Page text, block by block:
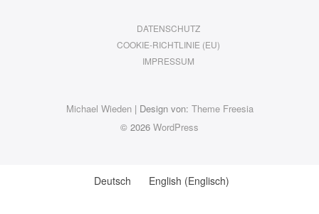
DATENSCHUTZ
COOKIE-RICHTLINIE (EU)
IMPRESSUM
Michael Wieden| Design von: Theme Freesia
© 2026 WordPress
Deutsch English (Englisch)